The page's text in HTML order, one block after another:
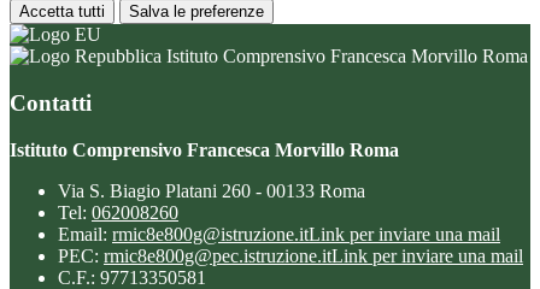
Accetta tutti Salva le preferenze
Istituto Comprensivo Francesca Morvillo Roma
Contatti
Istituto Comprensivo Francesca Morvillo Roma
Via S. Biagio Platani 260 - 00133 Roma
Tel: 062008260
Email: rmic8e800g@istruzione.itLink per inviare una mail
PEC: rmic8e800g@pec.istruzione.itLink per inviare una mail
C.F.: 97713350581